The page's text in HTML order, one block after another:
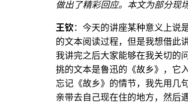
做出了精彩回应。本文为部分现
王钦：今天的讲座某种意义上说
的文本阅读过程，但是我想借此
我讲完之后大家能够在我关切的
挑的文本是鲁迅的《故乡》，它
忘记《故乡》的情节，我先用几
亲带去自己现在住的地方，然后